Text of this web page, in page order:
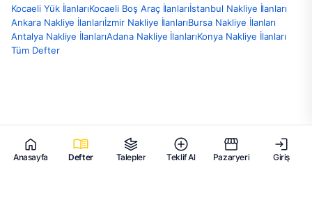
Anasayfa Defter Talepler Teklif Al Pazaryeri Giriş
Kocaeli Yük İlanlarıKocaeli Boş Araç İlanlarıİstanbul Nakliye İlanları
Ankara Nakliye İlanlarıİzmir Nakliye İlanlarıBursa Nakliye İlanları
Antalya Nakliye İlanlarıAdana Nakliye İlanlarıKonya Nakliye İlanları
Tüm Defter